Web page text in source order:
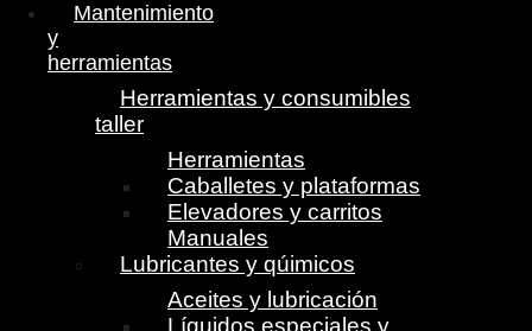
Mantenimiento
y
herramientas
Herramientas y consumibles
taller
Herramientas
Caballetes y plataformas
Elevadores y carritos
Manuales
Lubricantes y qúimicos
Aceites y lubricación
Líquidos especiales y